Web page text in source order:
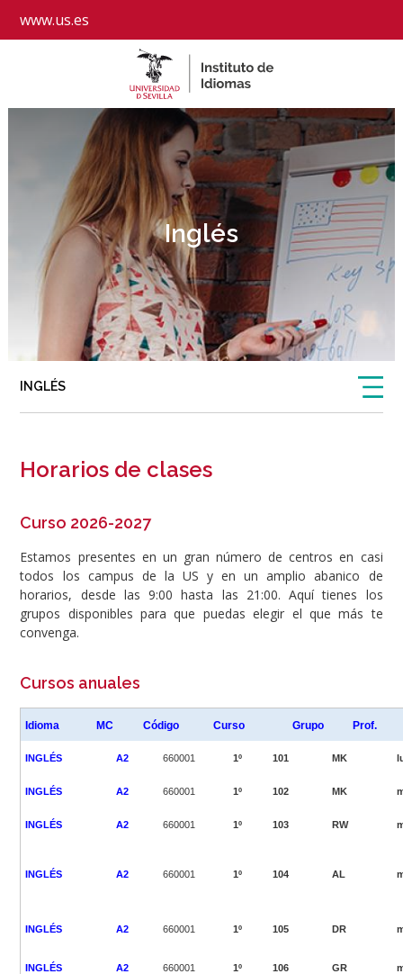
www.us.es
Inglés
Horarios de clases
Curso 2026-2027
Estamos presentes en un gran número de centros en casi
todos los campus de la US y en un amplio abanico de
horarios, desde las 9:00 hasta las 21:00. Aquí tienes los
grupos disponibles para que puedas elegir el que más te
convenga.
Cursos anuales
Idioma MC Código Curso Grupo Prof.
INGLÉS A2 660001 1º 101 MK
INGLÉS A2 660001 1º 102 MK
INGLÉS A2 660001 1º 103 RW
INGLÉS A2 660001 1º 104 AL
INGLÉS A2 660001 1º 105 DR
INGLÉS A2 660001 1º 106 GR
INGLÉS